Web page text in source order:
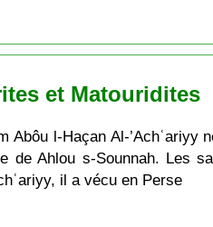
et Matouridites
Abôu l-Haçan Al-
de Ahlou s-Sounnah. Les
il a vécu en Perse